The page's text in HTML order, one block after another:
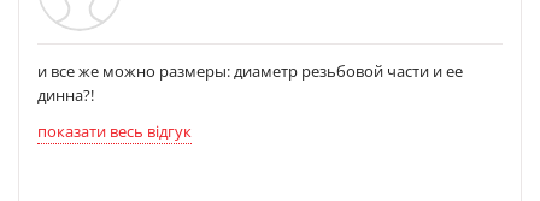
и все же можно размеры: диаметр резьбовой части и ее
динна?!
показати весь відгук